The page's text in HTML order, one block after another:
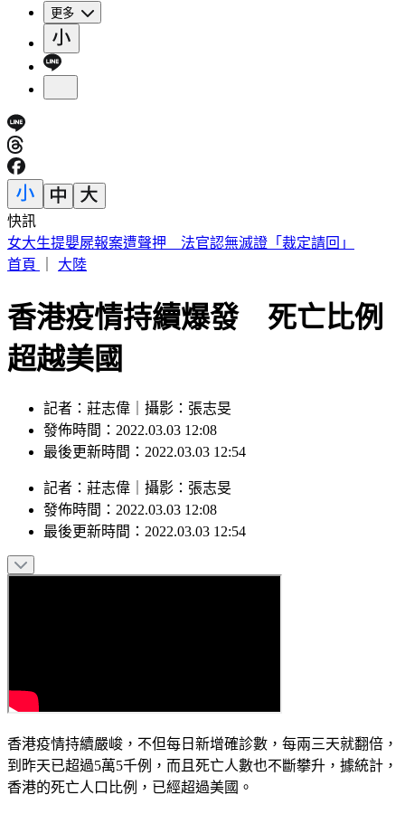
更多
快訊
SBS歌謠大戰／AND2BLE、ALD1飆唱神級舞台
首頁
大陸
香港疫情持續爆發 死亡比例
超越美國
記者：莊志偉｜攝影：張志旻
發佈時間：2022.03.03 12:08
最後更新時間：2022.03.03 12:54
記者 ： 莊志偉 攝影 ： 張志旻
發佈時間： 2022.03.03 12:08
最後更新時間： 2022.03.03 12:54
香港疫情持續嚴峻，不但每日新增確診數，每兩三天就翻倍，
到昨天已超過5萬5千例，而且死亡人數也不斷攀升，據統計，
香港的死亡人口比例，已經超過美國。